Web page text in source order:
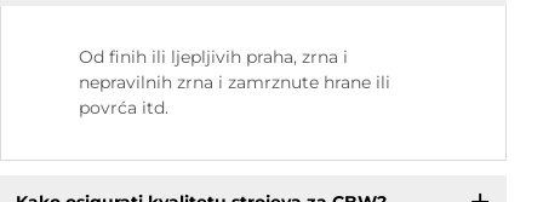
Od finih ili ljepljivih praha, zrna i
nepravilnih zrna i zamrznute hrane ili
povrća itd.